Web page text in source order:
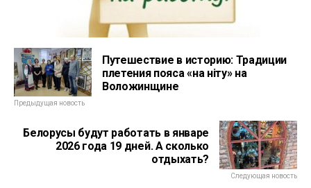
Путешествие в историю: Традиции
плетения пояса «на ніту» на
Воложинщине
Предыдущая новость
Белорусы будут работать в январе
2026 года 19 дней. А сколько
отдыхать?
Следующая новость